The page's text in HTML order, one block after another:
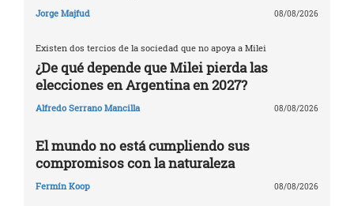
Jorge Majfud 08/08/2026
Existen dos tercios de la sociedad que no apoya a Milei
¿De qué depende que Milei pierda las
elecciones en Argentina en 2027?
Alfredo Serrano Mancilla 08/08/2026
El mundo no está cumpliendo sus
compromisos con la naturaleza
Fermín Koop 08/08/2026